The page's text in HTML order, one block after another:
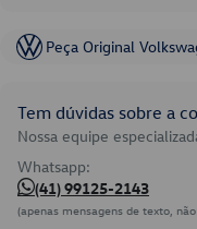
Peça Original
Tem dúvidas sobre a
Nossa equipe
Whatsapp:
(41) 99125-2143
(apenas mensagens de texto,